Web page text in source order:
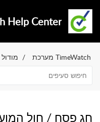
Help Center
TimeWatch מערכת